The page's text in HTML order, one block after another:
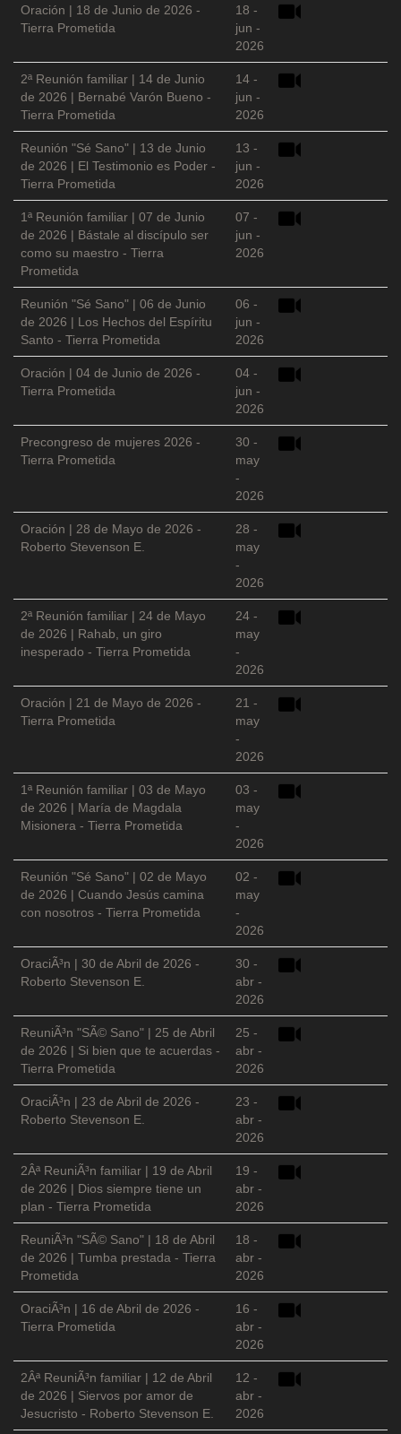
Oración | 18 de Junio de 2026 -
Tierra Prometida
18 -
jun -
2026
2ª Reunión familiar | 14 de Junio
de 2026 | Bernabé Varón Bueno -
Tierra Prometida
14 -
jun -
2026
Reunión "Sé Sano" | 13 de Junio
de 2026 | El Testimonio es Poder -
Tierra Prometida
13 -
jun -
2026
1ª Reunión familiar | 07 de Junio
de 2026 | Bástale al discípulo ser
como su maestro - Tierra
Prometida
07 -
jun -
2026
Reunión "Sé Sano" | 06 de Junio
de 2026 | Los Hechos del Espíritu
Santo - Tierra Prometida
06 -
jun -
2026
Oración | 04 de Junio de 2026 -
Tierra Prometida
04 -
jun -
2026
Precongreso de mujeres 2026 -
Tierra Prometida
30 -
may
-
2026
Oración | 28 de Mayo de 2026 -
Roberto Stevenson E.
28 -
may
-
2026
2ª Reunión familiar | 24 de Mayo
de 2026 | Rahab, un giro
inesperado - Tierra Prometida
24 -
may
-
2026
Oración | 21 de Mayo de 2026 -
Tierra Prometida
21 -
may
-
2026
1ª Reunión familiar | 03 de Mayo
de 2026 | María de Magdala
Misionera - Tierra Prometida
03 -
may
-
2026
Reunión "Sé Sano" | 02 de Mayo
de 2026 | Cuando Jesús camina
con nosotros - Tierra Prometida
02 -
may
-
2026
OraciÃ³n | 30 de Abril de 2026 -
Roberto Stevenson E.
30 -
abr -
2026
ReuniÃ³n "SÃ© Sano" | 25 de Abril
de 2026 | Si bien que te acuerdas -
Tierra Prometida
25 -
abr -
2026
OraciÃ³n | 23 de Abril de 2026 -
Roberto Stevenson E.
23 -
abr -
2026
2Âª ReuniÃ³n familiar | 19 de Abril
de 2026 | Dios siempre tiene un
plan - Tierra Prometida
19 -
abr -
2026
ReuniÃ³n "SÃ© Sano" | 18 de Abril
de 2026 | Tumba prestada - Tierra
Prometida
18 -
abr -
2026
OraciÃ³n | 16 de Abril de 2026 -
Tierra Prometida
16 -
abr -
2026
2Âª ReuniÃ³n familiar | 12 de Abril
de 2026 | Siervos por amor de
Jesucristo - Roberto Stevenson E.
12 -
abr -
2026